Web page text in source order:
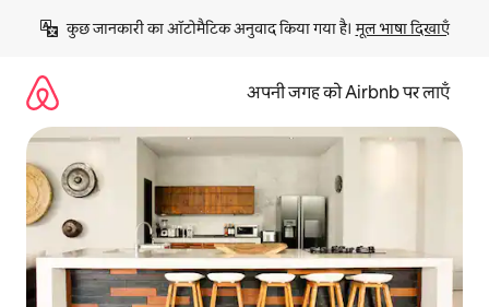
छोड़कर
कॉन्टेंट
कुछ जानकारी का ऑटोमैटिक अनुवाद किया गया है। मूल भाषा दिखाएँ
अपनी जगह को Airbnb पर लाएँ